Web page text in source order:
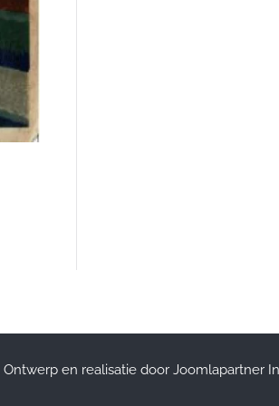
Ontwerp en realisatie door Joomlapartner